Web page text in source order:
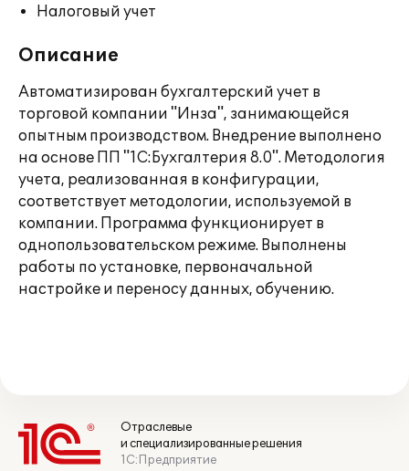
Налоговый учет
Описание
Автоматизирован бухгалтерский учет в
торговой компании "Инза", занимающейся
опытным производством. Внедрение выполнено
на основе ПП "1С:Бухгалтерия 8.0". Методология
учета, реализованная в конфигурации,
соответствует методологии, используемой в
компании. Программа функционирует в
однопользовательском режиме. Выполнены
работы по установке, первоначальной
настройке и переносу данных, обучению.
Отраслевые
и специализированные решения
1С:Предприятие